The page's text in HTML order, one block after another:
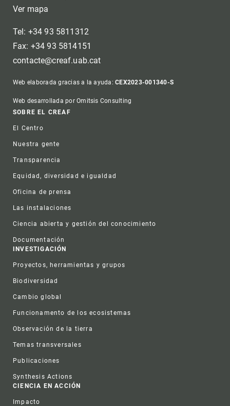
Ver mapa
Tel: +34 93 5811312
Fax: +34 93 5814151
contacte@creaf.uab.cat
Web elaborada gracias a la ayuda:CEX2023-001340-S
Web desarrollada por Omitsis Consulting
Footer
SOBRE EL CREAF
El Centro
Nuestra gente
Transparencia
Equidad, diversidad e igualdad
Oficina de prensa
Las instalaciones
Ciencia abierta y gestión del conocimiento
Documentación
INVESTIGACIÓN
Proyectos, herramientas y grupos
Biodiversidad
Cambio global
Funcionamento de los ecosistemas
Observación de la tierra
Temas transversales
Publicaciones
Synthesis Actions
CIENCIA EN ACCIÓN
Impacto